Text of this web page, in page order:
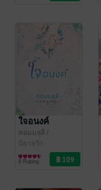
ใจอนงค์
หอมมลุลี /
Rosequartz_writer
นิยายรัก
8 Rating